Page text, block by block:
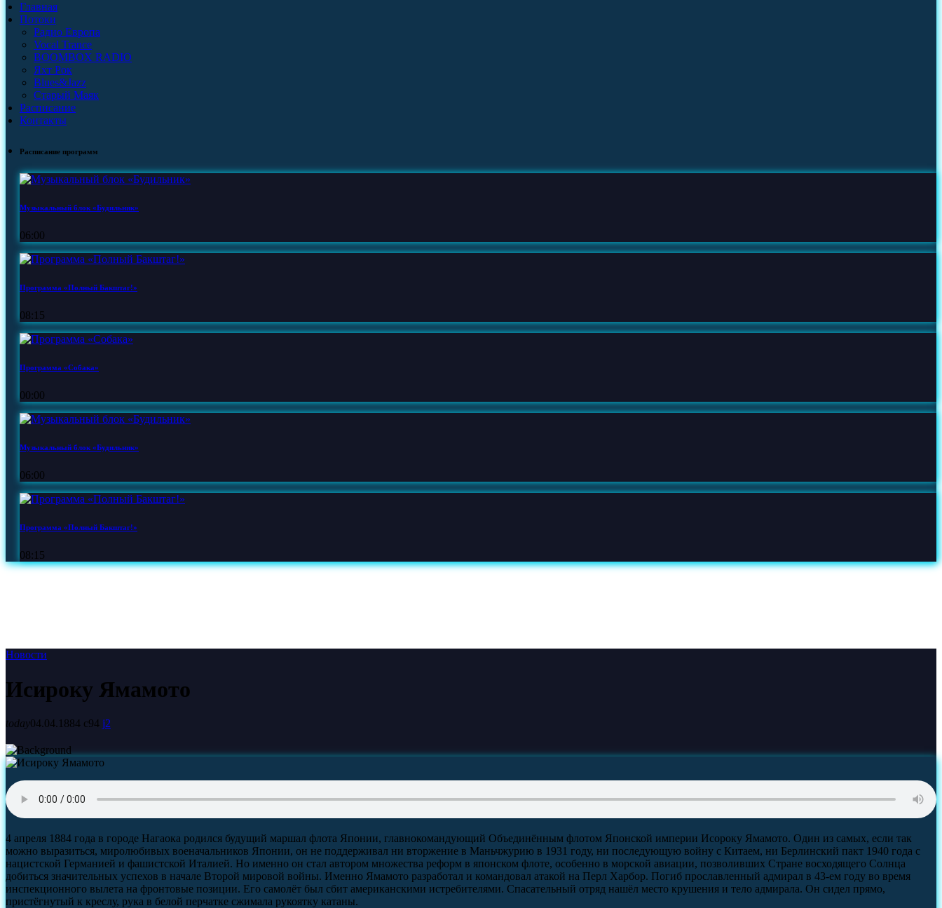
Главная
Потоки
Радио Европа
Vocal Trance
BOOMBOX RADIO
Яхт Рок
Blues&Jazz
Старый Маяк
Расписание
Контакты
Расписание программ
Музыкальный блок «Будильник»
06:00
Программа «Полный Бакштаг!»
08:15
Программа «Собака»
00:00
Музыкальный блок «Будильник»
06:00
Программа «Полный Бакштаг!»
08:15
Новости
Исироку Ямамото
today04.04.1884 94 2
4 апреля 1884 года в городе Нагаока родился будущий маршал флота Японии, главнокомандующий Объединённым флотом Японской империи Исороку Ямамото. Один из самых, если так
можно выразиться, миролюбивых военачальников Японии, он не поддерживал ни вторжение в Маньчжурию в 1931 году, ни последующую войну с Китаем, ни Берлинский пакт 1940 года с
нацистской Германией и фашистской Италией. Но именно он стал автором множества реформ в японском флоте, особенно в морской авиации, позволивших Стране восходящего Солнца
добиться значительных успехов в начале Второй мировой войны. Именно Ямамото разработал и командовал атакой на Перл Харбор. Погиб прославленный адмирал в 43-ем году во время
инспекционного вылета на фронтовые позиции. Его самолёт был сбит американскими истребителями. Спасательный отряд нашёл место крушения и тело адмирала. Он сидел прямо,
пристёгнутый к креслу, рука в белой перчатке сжимала рукоятку катаны.